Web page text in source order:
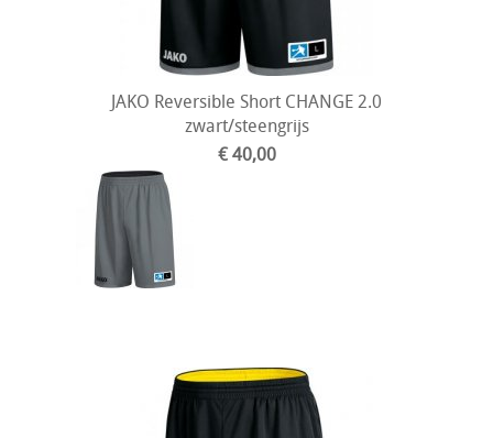
JAKO Reversible Short CHANGE 2.0
zwart/steengrijs
€ 40,00